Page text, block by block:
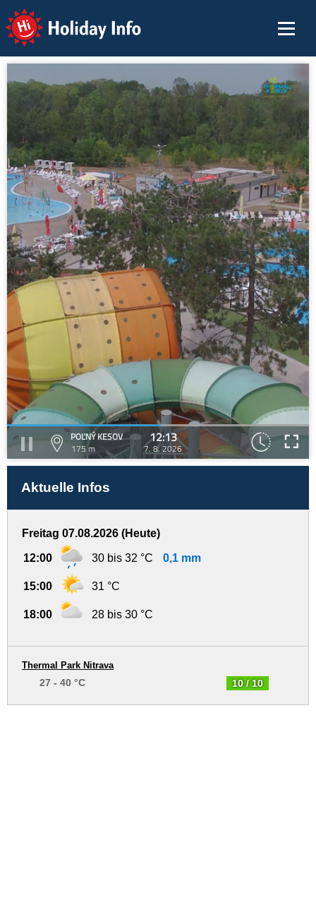
Holiday Info
POĽNÝ KESOV
175 m
12:13
7. 8. 2026
Aktuelle Infos
Freitag 07.08.2026 (Heute)
12:00 30 bis 32 °C 0,1 mm
15:00 31 °C
18:00 28 bis 30 °C
10 / 10
Thermal Park Nitrava
27 - 40 °C